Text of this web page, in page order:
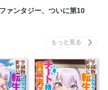
ァンタジー、ついに第10